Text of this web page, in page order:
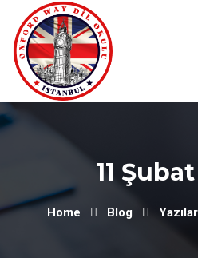
content
11
Home Blog Yazılar